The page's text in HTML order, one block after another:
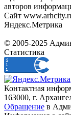
авторов
Сайт
Яндекс.Метрика
© 2005-2025
Статистика
Контактная
163000, г.
Обращение в